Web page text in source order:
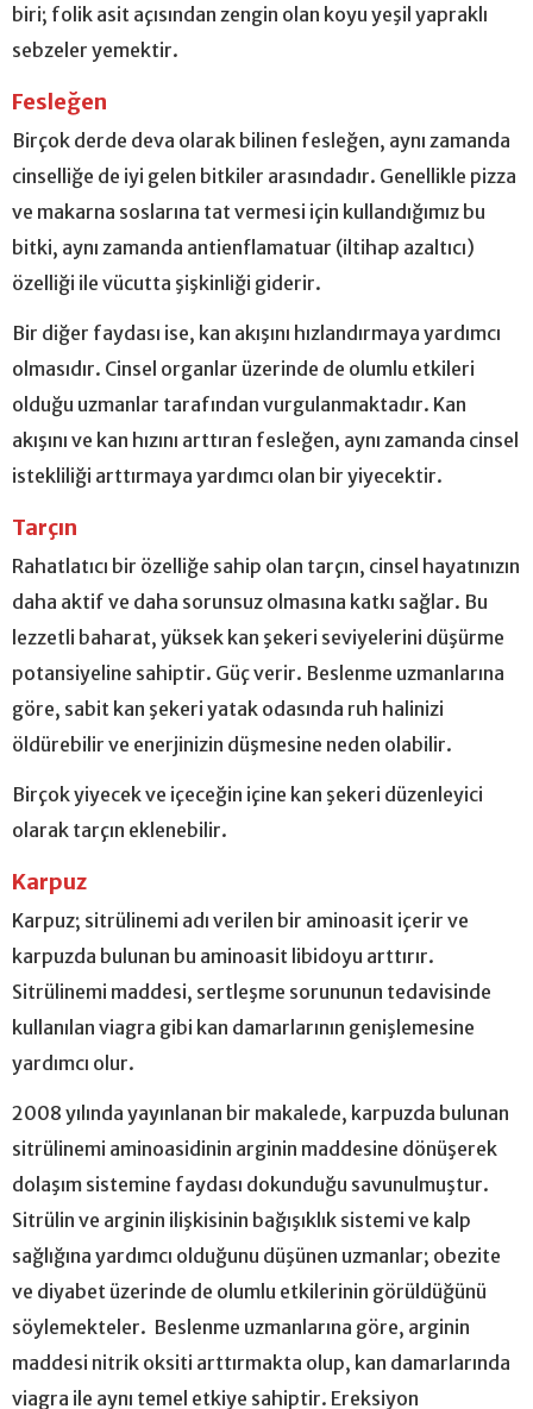
biri; folik asit açısından zengin olan koyu yeşil yapraklı
sebzeler yemektir.
Fesleğen
Birçok derde deva olarak bilinen fesleğen, aynı zamanda
cinselliğe de iyi gelen bitkiler arasındadır. Genellikle pizza
ve makarna soslarına tat vermesi için kullandığımız bu
bitki, aynı zamanda antienflamatuar (iltihap azaltıcı)
özelliği ile vücutta şişkinliği giderir.
Bir diğer faydası ise, kan akışını hızlandırmaya yardımcı
olmasıdır. Cinsel organlar üzerinde de olumlu etkileri
olduğu uzmanlar tarafından vurgulanmaktadır. Kan
akışını ve kan hızını arttıran fesleğen, aynı zamanda cinsel
istekliliği arttırmaya yardımcı olan bir yiyecektir.
Tarçın
Rahatlatıcı bir özelliğe sahip olan tarçın, cinsel hayatınızın
daha aktif ve daha sorunsuz olmasına katkı sağlar. Bu
lezzetli baharat, yüksek kan şekeri seviyelerini düşürme
potansiyeline sahiptir. Güç verir. Beslenme uzmanlarına
göre, sabit kan şekeri yatak odasında ruh halinizi
öldürebilir ve enerjinizin düşmesine neden olabilir.
Birçok yiyecek ve içeceğin içine kan şekeri düzenleyici
olarak tarçın eklenebilir.
Karpuz
Karpuz; sitrülinemi adı verilen bir aminoasit içerir ve
karpuzda bulunan bu aminoasit libidoyu arttırır.
Sitrülinemi maddesi, sertleşme sorununun tedavisinde
kullanılan viagra gibi kan damarlarının genişlemesine
yardımcı olur.
2008 yılında yayınlanan bir makalede, karpuzda bulunan
sitrülinemi aminoasidinin arginin maddesine dönüşerek
dolaşım sistemine faydası dokunduğu savunulmuştur.
Sitrülin ve arginin ilişkisinin bağışıklık sistemi ve kalp
sağlığına yardımcı olduğunu düşünen uzmanlar; obezite
ve diyabet üzerinde de olumlu etkilerinin görüldüğünü
söylemekteler. Beslenme uzmanlarına göre, arginin
maddesi nitrik oksiti arttırmakta olup, kan damarlarında
viagra ile aynı temel etkiye sahiptir. Ereksiyon